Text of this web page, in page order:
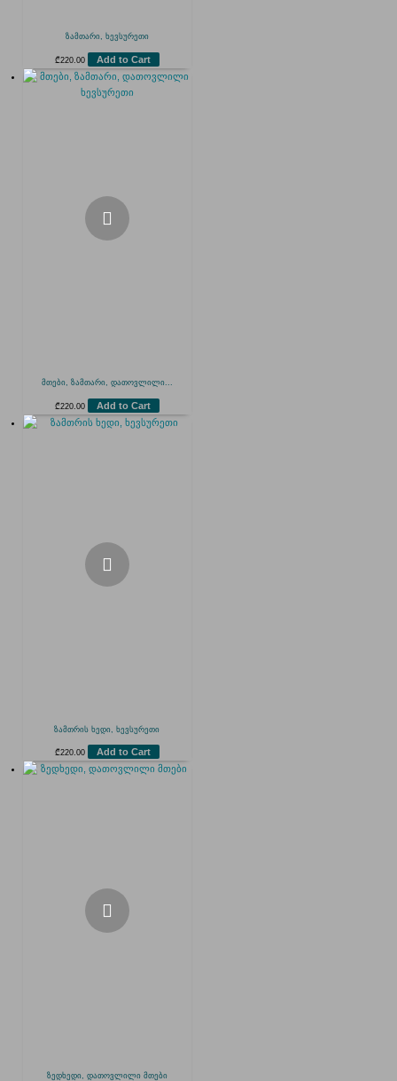
ზამთარი, ხევსურეთი
₾220.00 Add to Cart
მთები, ზამთარი, დათოვლილი...
₾220.00 Add to Cart
ზამთრის ხედი, ხევსურეთი
₾220.00 Add to Cart
ზედხედი, დათოვლილი მთები